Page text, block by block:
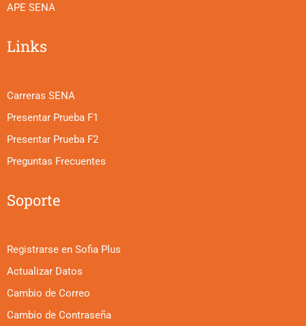
APE SENA
Links
Carreras SENA
Presentar Prueba F1
Presentar Prueba F2
Preguntas Frecuentes
Soporte
Registrarse en Sofia Plus
Actualizar Datos
Cambio de Correo
Cambio de Contraseña